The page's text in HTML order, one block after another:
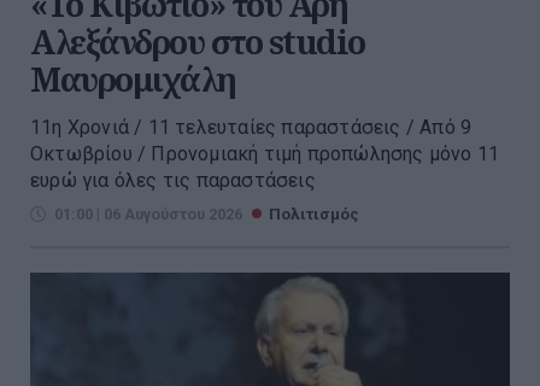
Αλεξάνδρου στο studio
Μαυρομιχάλη
11η Χρονιά / 11 τελευταίες παραστάσεις / Από 9
Οκτωβρίου / Προνομιακή τιμή προπώλησης μόνο 11
ευρώ για όλες τις παραστάσεις
01:00 | 06 Αυγούστου 2026 Πολιτισμός